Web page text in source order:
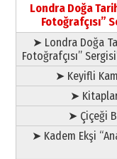
Londra Doğa
Fotoğrafçısı”
➤ Londra Doğa
Fotoğrafçısı”
➤ Keyifli
➤
➤ Çiçeği
➤ Kadem Ekşi